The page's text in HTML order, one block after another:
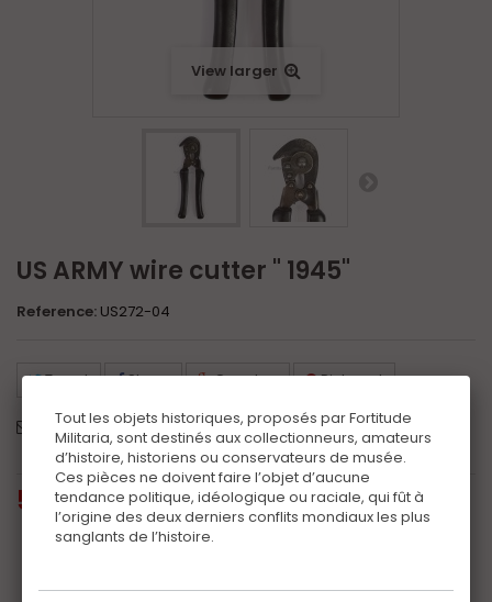
View larger
US ARMY wire cutter " 1945"
Reference: US272-04
Tweet Share Google+ Pinterest
Send to a friend Print
50,00 €tax incl.
Additional information
Certificat(+10,00 €)
Tout les objets historiques, proposés par Fortitude
Militaria, sont destinés aux collectionneurs, amateurs
d’histoire, historiens ou conservateurs de musée.
Ces pièces ne doivent faire l’objet d’aucune
tendance politique, idéologique ou raciale, qui fût à
l’origine des deux derniers conflits mondiaux les plus
sanglants de l’histoire.